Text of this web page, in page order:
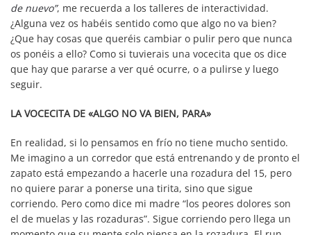
de nuevo”, me recuerda a los talleres de interactividad.
¿Alguna vez os habéis sentido como que algo no va bien?
¿Que hay cosas que queréis cambiar o pulir pero que nunca
os ponéis a ello? Como si tuvierais una vocecita que os dice
que hay que pararse a ver qué ocurre, o a pulirse y luego
seguir.
LA VOCECITA DE «ALGO NO VA BIEN, PARA»
En realidad, si lo pensamos en frío no tiene mucho sentido.
Me imagino a un corredor que está entrenando y de pronto el
zapato está empezando a hacerle una rozadura del 15, pero
no quiere parar a ponerse una tirita, sino que sigue
corriendo. Pero como dice mi madre “los peores dolores son
el de muelas y las rozaduras”. Sigue corriendo pero llega un